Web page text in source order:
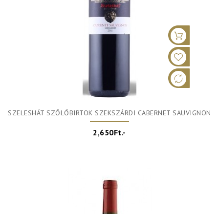
SZELESHÁT SZŐLŐBIRTOK SZEKSZÁRDI CABERNET SAUVIGNON
2,650Ft.-